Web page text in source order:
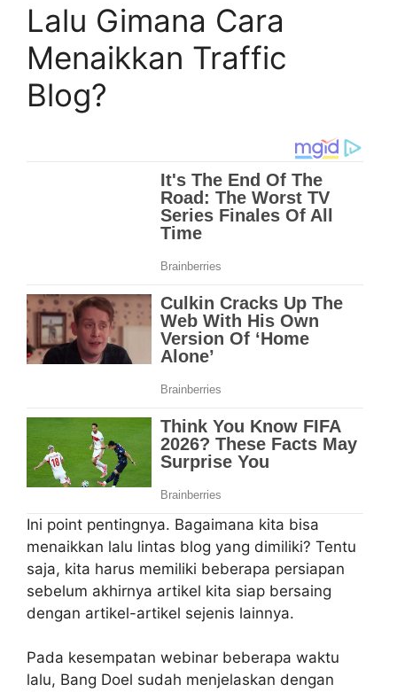
Lalu Gimana Cara
Menaikkan Traffic
Blog?
Ini point pentingnya. Bagaimana kita bisa
menaikkan lalu lintas blog yang dimiliki? Tentu
saja, kita harus memiliki beberapa persiapan
sebelum akhirnya artikel kita siap bersaing
dengan artikel-artikel sejenis lainnya.
Pada kesempatan webinar beberapa waktu
lalu, Bang Doel sudah menjelaskan dengan